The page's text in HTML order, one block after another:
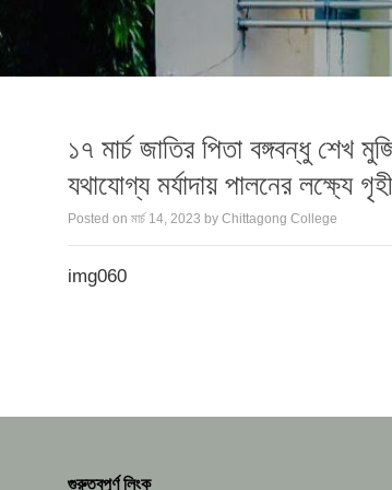
১৭ মার্চ জাতির পিতা বঙ্গবন্ধু শেখ
যথাযোগ্য মর্যাদায় পালনের লক্ষ্যে
Posted on মার্চ 14, 2023 by Chittagong College
img060
গুরুত্বপূর্ণ লিংক